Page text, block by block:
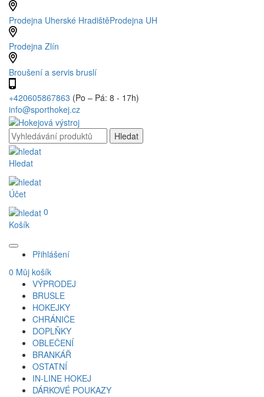
Prodejna Uherské HradištěProdejna UH
Prodejna Zlín
Broušení a servis bruslí
+420605867863 (Po – Pá: 8 - 17h)
info@sporthokej.cz
Hledat
Účet
0
Košík
Přihlášení
0 Můj košík
VÝPRODEJ
BRUSLE
HOKEJKY
CHRÁNIČE
DOPLŇKY
OBLEČENÍ
BRANKÁŘ
OSTATNÍ
IN-LINE HOKEJ
DÁRKOVÉ POUKAZY